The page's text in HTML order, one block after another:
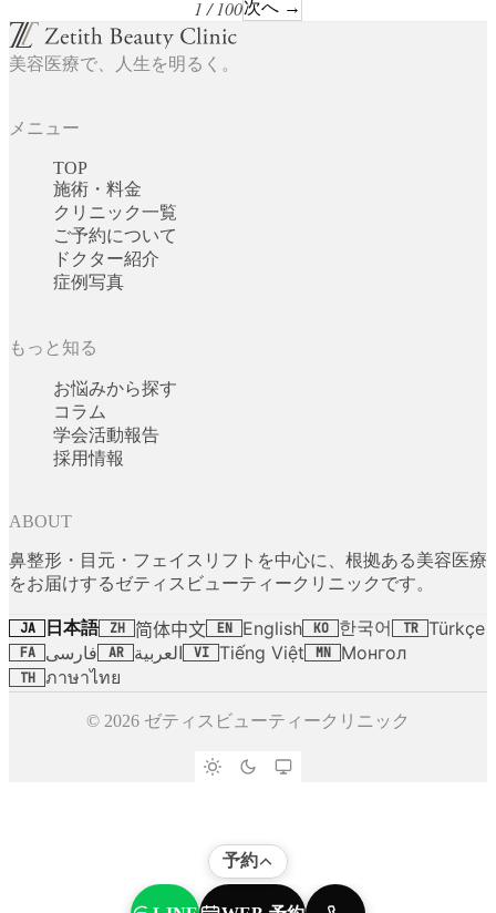
1 / 100次へ →
美容医療で、人生を明るく。
メニュー
TOP
施術・料金
クリニック一覧
ご予約について
ドクター紹介
症例写真
もっと知る
お悩みから探す
コラム
学会活動報告
採用情報
ABOUT
鼻整形・目元・フェイスリフトを中心に、根拠ある美容医療
をお届けするゼティスビューティークリニックです。
JA 日本語 ZH 简体中文 EN English KO 한국어 TR Türkçe
FA فارسی AR العربية VI Tiếng Việt MN Монгол
TH ภาษาไทย
© 2026 ゼティスビューティークリニック
予約